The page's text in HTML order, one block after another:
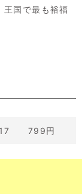
王国で最も裕福
17 799円